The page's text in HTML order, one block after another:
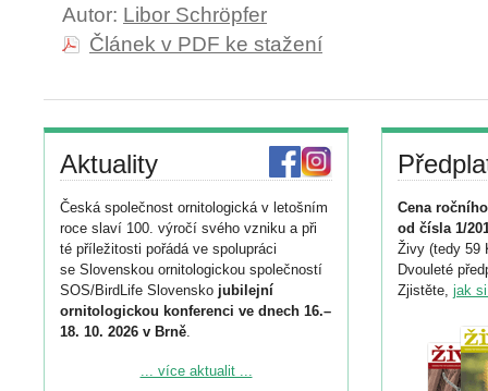
Autor: Libor Schröpfer
Článek v PDF ke stažení
Aktuality
Česká společnost ornitologická v letošním
roce slaví 100. výročí svého vzniku a při
té příležitosti pořádá ve spolupráci
se Slovenskou ornitologickou společností
SOS/BirdLife Slovensko jubilejní
ornitologickou konferenci ve dnech 16.–
18. 10. 2026 v Brně.
Podrobnější informace ke konferenci
... více aktualit ...
Cena
od čísla 1/
Živy (tedy 59
Dvouleté
Zjistěte, jak